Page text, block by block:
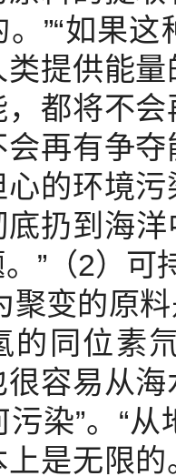
”“如果
提供能
，都将不
再有争
的环境
底扔到海
”（2）可
聚变的原
的同位素
很容易从
染”。“
是无限